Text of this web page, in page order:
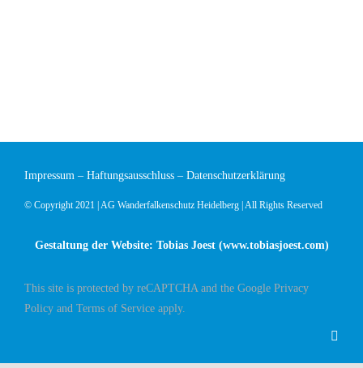
Impressum – Haftungsausschluss – Datenschutzerklärung
© Copyright 2021 | AG Wanderfalkenschutz Heidelberg | All Rights Reserved
Gestaltung der Website: Tobias Joest (www.tobiasjoest.com)
This site is protected by reCAPTCHA and the Google Privacy
Policy and Terms of Service apply.